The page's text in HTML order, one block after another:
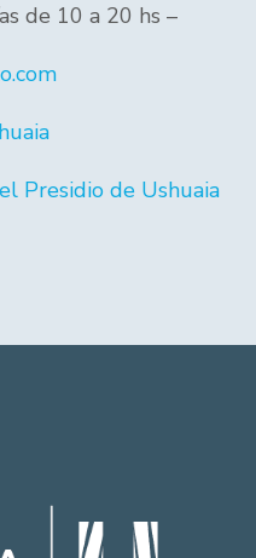
de 10 a 20 hs –
Presidio de Ushuaia